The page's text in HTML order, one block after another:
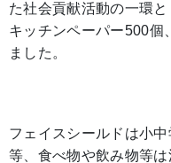
た社会貢献活動の一環
キッチンペーパー500個
ました。
フェイスシールドは小
等、食べ物や飲み物等